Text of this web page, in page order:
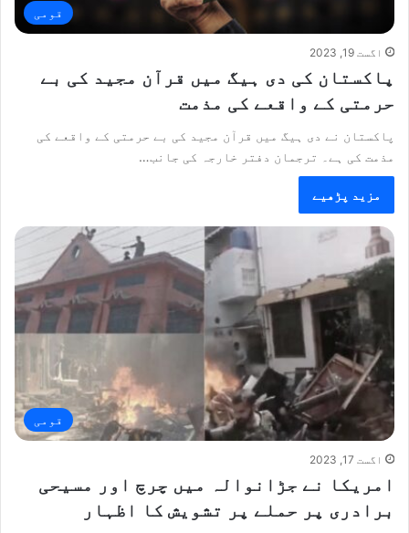
قومی
اگست 19, 2023
پاکستان کی دی ہیگ میں قرآن مجید کی بے
حرمتی کے واقعے کی مذمت
پاکستان نے دی ہیگ میں قرآن مجید کی بے حرمتی کے واقعے کی
مذمت کی ہے۔ ترجمان دفتر خارجہ کی جانب…
مزید پڑھیے
قومی
اگست 17, 2023
امریکا نے جڑانوالہ میں چرچ اور مسیحی
برادری پر حملے پر تشویش کا اظہار